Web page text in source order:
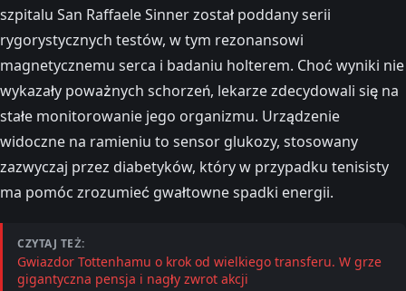
szpitalu San Raffaele Sinner został poddany serii
rygorystycznych testów, w tym rezonansowi
magnetycznemu serca i badaniu holterem. Choć wyniki nie
wykazały poważnych schorzeń, lekarze zdecydowali się na
stałe monitorowanie jego organizmu. Urządzenie
widoczne na ramieniu to sensor glukozy, stosowany
zazwyczaj przez diabetyków, który w przypadku tenisisty
ma pomóc zrozumieć gwałtowne spadki energii.
CZYTAJ TEŻ:
Gwiazdor Tottenhamu o krok od wielkiego transferu. W grze
gigantyczna pensja i nagły zwrot akcji